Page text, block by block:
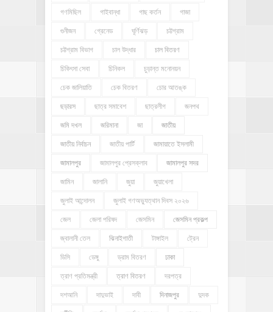
গণমিছিল গাইবান্ধা গাছ কর্তন গাজা
গুনীজন গ্রেনেড ঘূর্ণিঝড় চট্টগ্রাম
চট্টগ্রাম বিভাগ চাল উদ্ধার চাল বিতরণ
চিকিৎসা সেবা চিনিকল চুড়ান্ত মনোনয়ন
চেক জালিয়াতি চেক বিতরণ চোর আতঙ্ক
ছড়ারস ছাত্র সমাবেশ ছাত্রলীগ জনপথ
জমি দখল জরিমানা জা জাতীয়
জাতীয় নির্বাচন জাতীয় পার্টি জামায়াতে ইসলামী
জামালপুর জামালপুর প্রেসক্লাব জামালপুর সদর
জামিন জালানি জুয়া জুয়াখেলা
জুলাই আন্দোলন জুলাই গণঅভ্যুত্থান দিবস ২০২৬
জেল জেলা পরিষদ জেসমিন জেসমিন প্রকল্প
জ্বালানী তেল ঝিনাইগাতী টাঙ্গাইল ট্রেন
ডিসি ডেঙ্গু ড্রাম বিতরণ ঢাকা
ত্রাণ প্রতিমন্ত্রী ত্রাণ বিতরণ দরপত্র
দশআনি দাদুভাই দাবী দিনাজপুর দুদক